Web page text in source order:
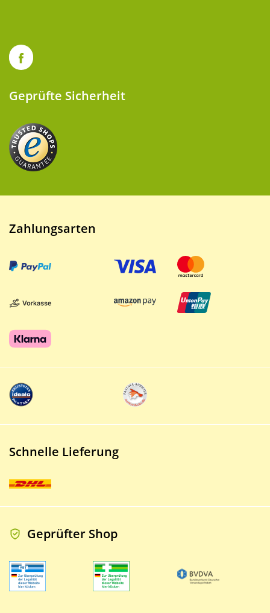
Geprüfte Sicherheit
Zahlungsarten
Schnelle Lieferung
Geprüfter Shop